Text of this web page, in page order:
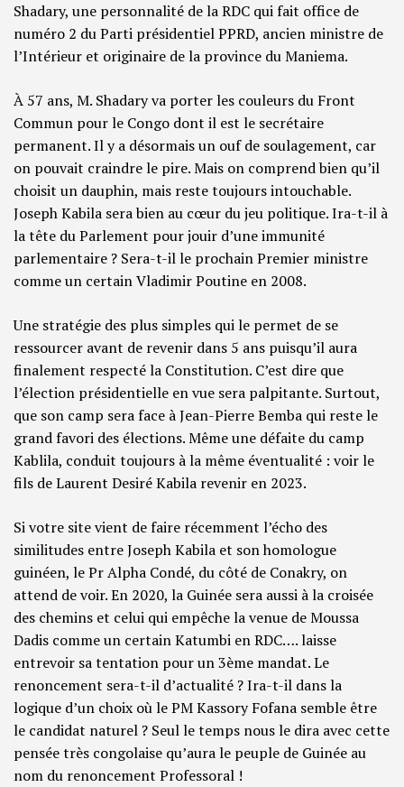
Shadary, une personnalité de la RDC qui fait office de
numéro 2 du Parti présidentiel PPRD, ancien ministre de
l’Intérieur et originaire de la province du Maniema.
À 57 ans, M. Shadary va porter les couleurs du Front
Commun pour le Congo dont il est le secrétaire
permanent. Il y a désormais un ouf de soulagement, car
on pouvait craindre le pire. Mais on comprend bien qu’il
choisit un dauphin, mais reste toujours intouchable.
Joseph Kabila sera bien au cœur du jeu politique. Ira-t-il à
la tête du Parlement pour jouir d’une immunité
parlementaire ? Sera-t-il le prochain Premier ministre
comme un certain Vladimir Poutine en 2008.
Une stratégie des plus simples qui le permet de se
ressourcer avant de revenir dans 5 ans puisqu’il aura
finalement respecté la Constitution. C’est dire que
l’élection présidentielle en vue sera palpitante. Surtout,
que son camp sera face à Jean-Pierre Bemba qui reste le
grand favori des élections. Même une défaite du camp
Kablila, conduit toujours à la même éventualité : voir le
fils de Laurent Desiré Kabila revenir en 2023.
Si votre site vient de faire récemment l’écho des
similitudes entre Joseph Kabila et son homologue
guinéen, le Pr Alpha Condé, du côté de Conakry, on
attend de voir. En 2020, la Guinée sera aussi à la croisée
des chemins et celui qui empêche la venue de Moussa
Dadis comme un certain Katumbi en RDC…. laisse
entrevoir sa tentation pour un 3ème mandat. Le
renoncement sera-t-il d’actualité ? Ira-t-il dans la
logique d’un choix où le PM Kassory Fofana semble être
le candidat naturel ? Seul le temps nous le dira avec cette
pensée très congolaise qu’aura le peuple de Guinée au
nom du renoncement Professoral !